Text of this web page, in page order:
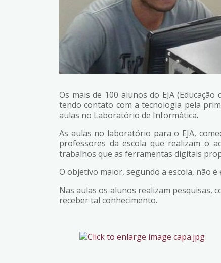
Os mais de 100 alunos do EJA
tendo contato com a tecnologia pela
aulas no Laboratório de Informática.
As aulas no laboratório para o EJA,
professores da escola que realizam o
trabalhos que as ferramentas digitais
O objetivo maior, segundo a escola, não
Nas aulas os alunos realizam pesquisas,
receber tal conhecimento.